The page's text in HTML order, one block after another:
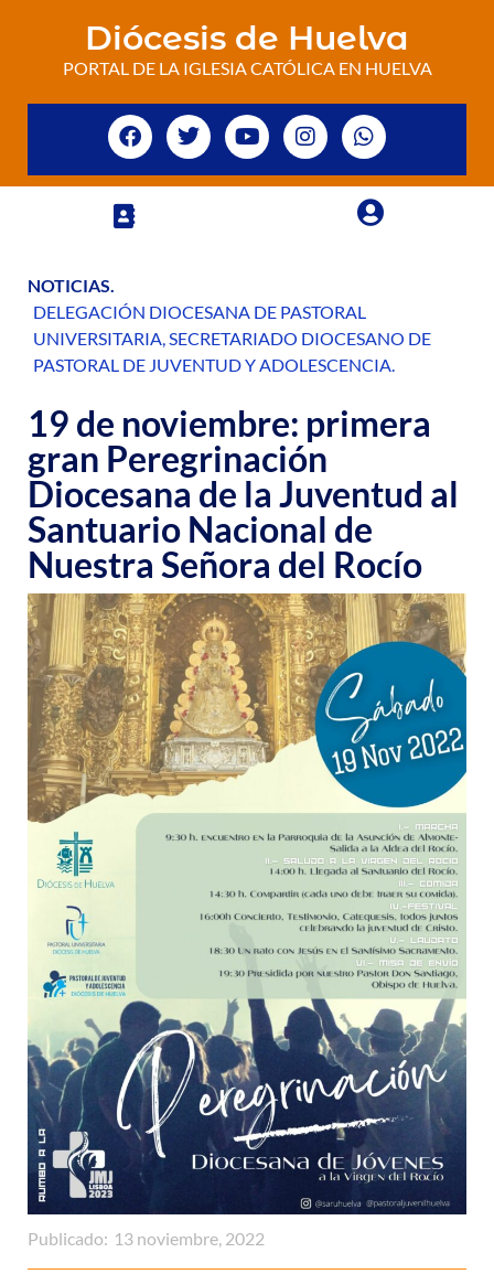
Diócesis de Huelva
PORTAL DE LA IGLESIA CATÓLICA EN HUELVA
NOTICIAS.
DELEGACIÓN DIOCESANA DE PASTORAL
UNIVERSITARIA,SECRETARIADO DIOCESANO DE
PASTORAL DE JUVENTUD Y ADOLESCENCIA.
19 de noviembre: primera
gran Peregrinación
Diocesana de la Juventud al
Santuario Nacional de
Nuestra Señora del Rocío
Publicado: 13 noviembre, 2022